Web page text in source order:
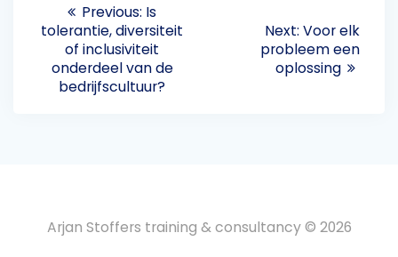
Previous: Is
tolerantie, diversiteit
of inclusiviteit
onderdeel van de
bedrijfscultuur?
Next: Voor elk
probleem een
oplossing
Arjan Stoffers training & consultancy © 2026